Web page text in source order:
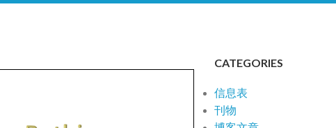
CATEGORIES
信息表
刊物